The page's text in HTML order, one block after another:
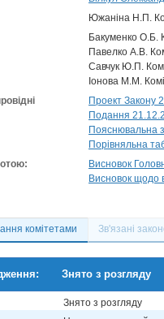
Южаніна Н.П.
Бакуменко О.Б.
Павелко А.В.
Савчук Ю.П.
Іонова М.М.
Проект Закону
Подання
Пояснювальна
Порівняльна
Висновок
Висновок щодо
комітетами Зв'язані
Знято з розгляду
Знято з розгляду